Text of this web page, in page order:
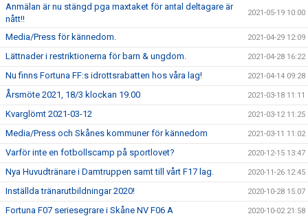
Anmälan är nu stängd pga maxtaket för antal deltagare är
nått!!
2021-05-19 10:00
Media/Press för kännedom. 2021-04-29 12:09
Lättnader i restriktionerna för barn & ungdom. 2021-04-28 16:22
Nu finns Fortuna FF:s idrottsrabatten hos våra lag! 2021-04-14 09:28
Årsmöte 2021, 18/3 klockan 19.00 2021-03-18 11:11
Kvarglömt 2021-03-12 2021-03-12 11:25
Media/Press och Skånes kommuner för kännedom 2021-03-11 11:02
Varför inte en fotbollscamp på sportlovet? 2020-12-15 13:47
Nya Huvudtränare i Damtruppen samt till vårt F17 lag. 2020-11-26 12:45
Inställda tränarutbildningar 2020! 2020-10-28 15:07
Fortuna F07 seriesegrare i Skåne NV F06 A 2020-10-02 21:58